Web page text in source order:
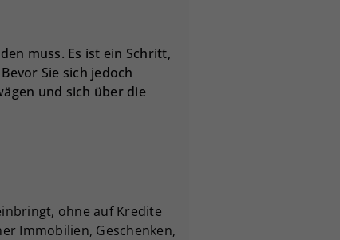
muss. Es ist ein Schritt,
Sie sich jedoch
und sich über die
ohne auf Kredite
Immobilien, Geschenken,